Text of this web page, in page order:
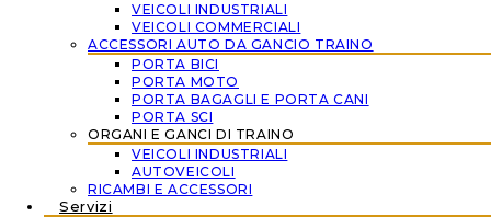
VEICOLI INDUSTRIALI
VEICOLI COMMERCIALI
ACCESSORI AUTO DA GANCIO TRAINO
PORTA BICI
PORTA MOTO
PORTA BAGAGLI E PORTA CANI
PORTA SCI
ORGANI E GANCI DI TRAINO
VEICOLI INDUSTRIALI
AUTOVEICOLI
RICAMBI E ACCESSORI
Servizi